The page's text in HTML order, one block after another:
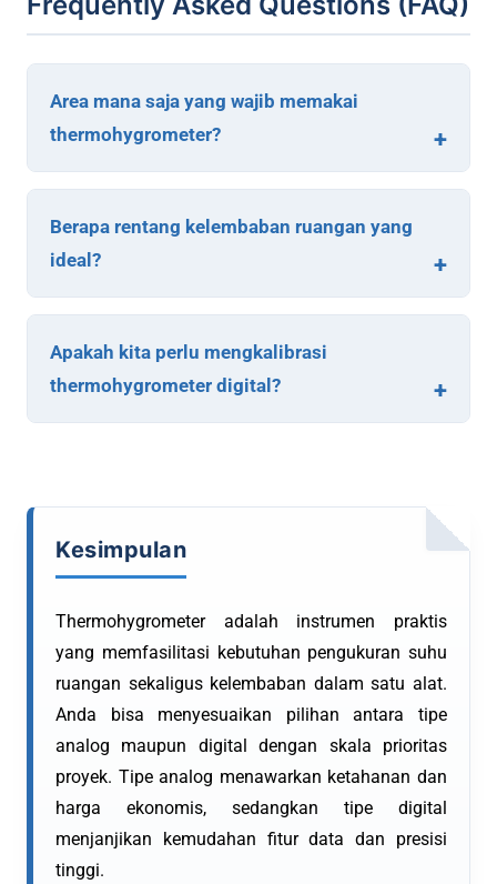
Area mana saja yang wajib memakai
thermohygrometer?
Berapa rentang kelembaban ruangan yang
ideal?
Apakah kita perlu mengkalibrasi
thermohygrometer digital?
Kesimpulan
Thermohygrometer adalah instrumen praktis
yang memfasilitasi kebutuhan pengukuran suhu
ruangan sekaligus kelembaban dalam satu alat.
Anda bisa menyesuaikan pilihan antara tipe
analog maupun digital dengan skala prioritas
proyek. Tipe analog menawarkan ketahanan dan
harga ekonomis, sedangkan tipe digital
menjanjikan kemudahan fitur data dan presisi
tinggi.